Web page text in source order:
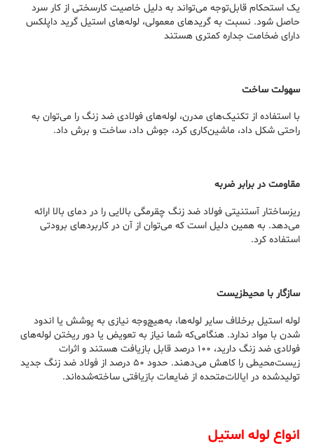
یک استحکام قابل‌توجه می‌تواند به دلیل خاصیت کارسختی از کار سرد
حاصل شود. نسبت به گریدهای معمولی، لوله‌های استیل گرید داپلکس
دارای ضخامت جداره کمتری هستند
سهولت ساخت
با استفاده از تکنیک‌های مدرن، لوله‌های فولادی ضد زنگ را می‌توان به
راحتی شکل داد، ماشین‌کاری کرد، جوش داد، ساخت و برش داد.
مقاومت در برابر ضربه
ریزساختار آستنیتی فولاد ضد زنگ چقرمگی بالایی را در دمای بالا ارائه
می‌دهد. به همین دلیل است که می‌توان از آن در کاربردهای برودتی
استفاده کرد.
سازگار با محیط‌زیست
لوله استیل برخلاف سایر لوله‌ها، به‌هیچ‌وجه نیازی به پوشش یا اندود
شدن با مواد ندارد. هنگامی‌که شما نیاز به تعویض یا دور ریختن لوله‌های
فولادی ضد زنگ دارید، ۱۰۰ درصد قابل بازیافت هستند و اثرات
زیست‌محیطی را کاهش می‌دهند. حدود ۵۰ درصد از فولاد ضد زنگ جدید
تولیدشده در ایالات‌متحده از ضایعات بازیافتی ساخته‌شده‌اند.
انواع لوله استیل